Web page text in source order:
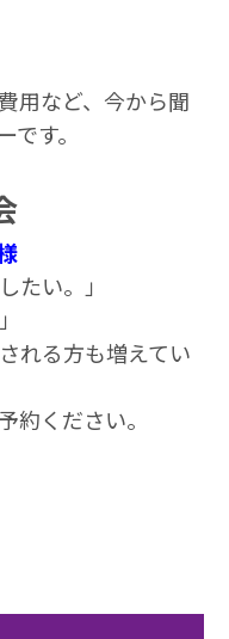
用など、今から聞
す。
たい。」
れる方も増えてい
約ください。